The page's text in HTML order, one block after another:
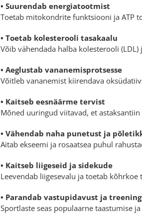
• Suurendab energiatootmist
Toetab mitokondrite funktsiooni ja ATP
• Toetab kolesterooli tasakaalu
Võib vähendada halba kolesterooli (LDL)
• Aeglustab vananemisprotsesse
Võitleb vananemist kiirendava
• Kaitseb eesnäärme tervist
Mõned uuringud viitavad, et
• Vähendab naha punetust ja
Aitab ekseemi ja rosaatsea puhul
• Kaitseb liigeseid ja sidekude
Leevendab liigesevalu ja toetab kõhrkoe
• Parandab vastupidavust ja
Sportlaste seas populaarne taastumise